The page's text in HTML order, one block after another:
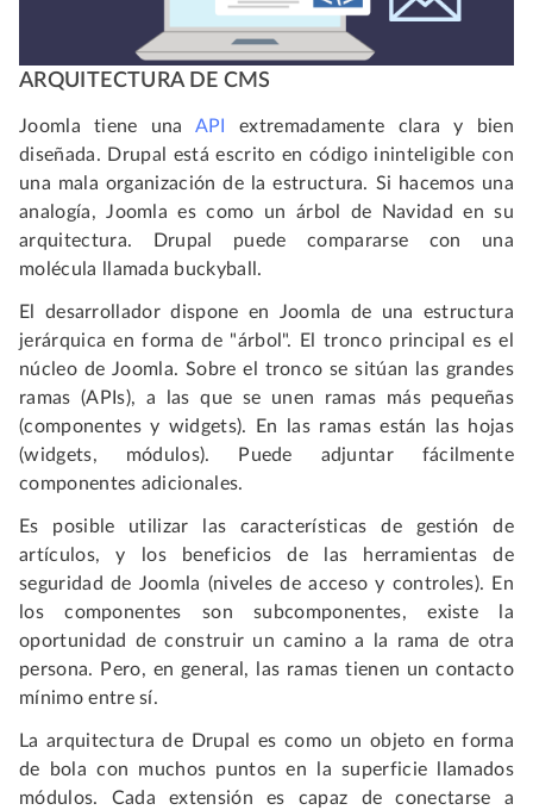
ARQUITECTURA DE CMS
Joomla tiene una API
extremadamente clara y bien
diseñada. Drupal está escrito en código ininteligible con
una mala organización de la estructura. Si hacemos una
analogía, Joomla es como un árbol de Navidad en su
arquitectura. Drupal puede compararse con una
molécula llamada buckyball.
El desarrollador dispone en Joomla de una estructura
jerárquica en forma de "árbol". El tronco principal es el
núcleo de Joomla. Sobre el tronco se sitúan las grandes
ramas (APIs), a las que se unen ramas más pequeñas
(componentes y widgets). En las ramas están las hojas
(widgets, módulos). Puede adjuntar fácilmente
componentes adicionales.
Es posible utilizar las características de gestión de
artículos, y los beneficios de las herramientas de
seguridad de Joomla (niveles de acceso y controles). En
los componentes son subcomponentes, existe la
oportunidad de construir un camino a la rama de otra
persona. Pero, en general, las ramas tienen un contacto
mínimo entre sí.
La arquitectura de Drupal es como un objeto en forma
de bola con muchos puntos en la superficie llamados
módulos. Cada extensión es capaz de conectarse a